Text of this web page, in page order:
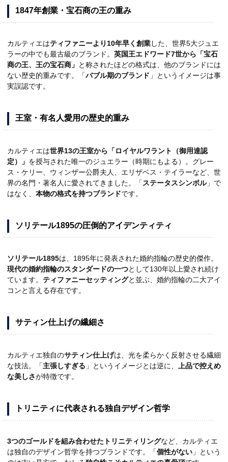
1847年創業・宝石商の王の重み
カルティエはティファニーより10年早く創業した、世界5大ジュエ
ラーの中でも最古級のブランド。 英国王エドワード7世から「宝石
商の王、王の宝石商」 と称されたほどの格式は、他のブランドには
ない歴史的重みです。「バブル期のブランド 」というイメージは事
実誤認です。
王室・有名人愛用の歴史的重み
カルティエは世界13の王室から「ロイヤルワラント（御用達認
定）」 を授与された唯一のジュエラー（時期にもよる）。グレー
ス・ケリー、ウィンザー公爵夫人、エリザベス・テイラーなど、世
界の名門・著名人に愛されてきました。「ステータスシンボル」で
はなく、 本物の格式を持つブランドです。
ソリテール1895の圧倒的アイデンティティ
ソリテール1895は、1895年に発表された婚約指輪の歴史的傑作。
現代の婚約指輪のスタンダードの一つとして130年以上愛され続け
ています。 ティファニーセッティングと並ぶ、婚約指輪の二大アイ
コンと言える存在です。
サティン仕上げの繊細さ
カルティエ独自のサティン仕上げは、光を柔らかく反射させる繊細
な技法。「主張しすぎる 」というイメージとは逆に、 上品で控えめ
な美しさが特徴です。
トリニティに代表される独自デザイン哲学
3つのゴールドを組み合わせたトリニティリングなど、カルティエ
は独自のデザイン哲学を持つブランドです。「個性がない 」という